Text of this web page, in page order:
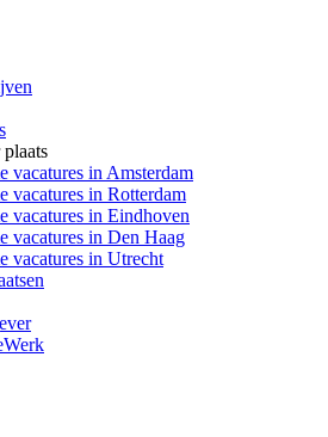
plaats
vacatures in Amsterdam
vacatures in Rotterdam
vacatures in Eindhoven
vacatures in Den Haag
vacatures in Utrecht